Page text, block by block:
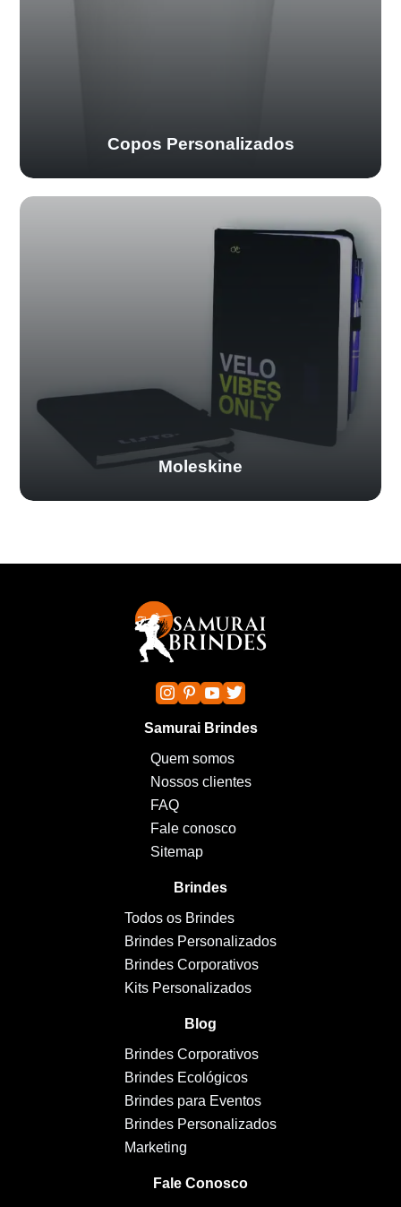
Copos Personalizados
Moleskine
Samurai Brindes
Quem somos
Nossos clientes
FAQ
Fale conosco
Sitemap
Brindes
Todos os Brindes
Brindes Personalizados
Brindes Corporativos
Kits Personalizados
Blog
Brindes Corporativos
Brindes Ecológicos
Brindes para Eventos
Brindes Personalizados
Marketing
Fale Conosco